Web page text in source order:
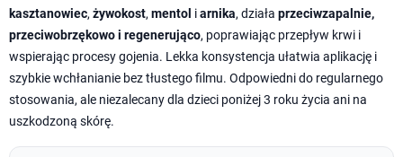
kasztanowiec, żywokost, mentol iarnika, działa przeciwzapalnie,
przeciwobrzękowo i regenerująco, poprawiając przepływ krwi i
wspierając procesy gojenia. Lekka konsystencja ułatwia aplikację i
szybkie wchłanianie bez tłustego filmu. Odpowiedni do regularnego
stosowania, ale niezalecany dla dzieci poniżej 3 roku życia ani na
uszkodzoną skórę.